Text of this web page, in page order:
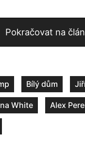
Pokračovat na
Bílý dům
White Alex